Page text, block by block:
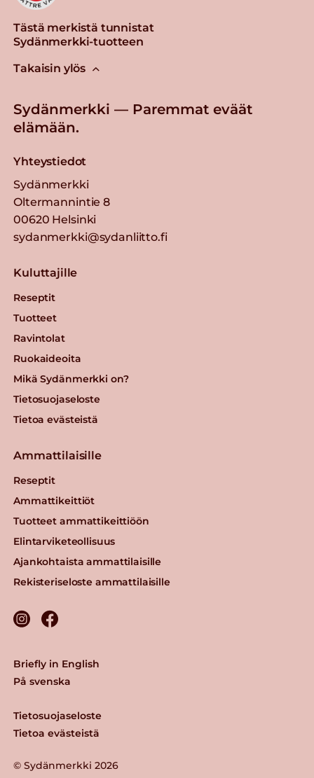
Tästä merkistä tunnistat
Sydänmerkki-tuotteen
Takaisin ylös
Sydänmerkki — Paremmat eväät
elämään.
Yhteystiedot
Sydänmerkki
Oltermannintie 8
00620 Helsinki
sydanmerkki@sydanliitto.fi
Kuluttajille
Reseptit
Tuotteet
Ravintolat
Ruokaideoita
Mikä Sydänmerkki on?
Tietosuojaseloste
Tietoa evästeistä
Ammattilaisille
Reseptit
Ammattikeittiöt
Tuotteet ammattikeittiöön
Elintarviketeollisuus
Ajankohtaista ammattilaisille
Rekisteriseloste ammattilaisille
© Sydänmerkki 2026
Tietosuojaseloste
Tietoa evästeistä
Briefly in English
På svenska